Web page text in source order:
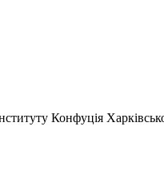
Конфуція